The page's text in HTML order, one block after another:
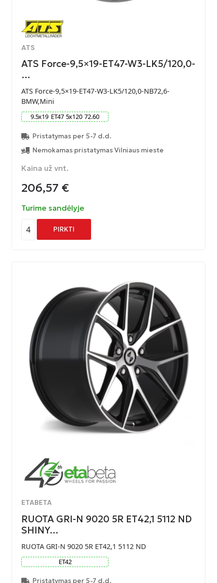
ATS
ATS Force-9,5×19-ET47-W3-LK5/120,0-
…
ATS Force-9,5×19-ET47-W3-LK5/120,0-NB72,6-
BMW,Mini
9.5x19 ET47 5x120 72.60
Pristatymas per 5-7 d.d.
Nemokamas pristatymas Vilniaus mieste
Kaina už vnt.
206,57 €
Turime sandėlyje
4 PIRKTI
ETABETA
RUOTA GRI-N 9020 5R ET42,1 5112 ND
SHINY…
RUOTA GRI-N 9020 5R ET42,1 5112 ND
ET42
Pristatymas per 5-7 d.d.